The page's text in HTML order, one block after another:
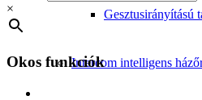
Gesztusirányítású
Intercom intelligens
×
Okos funkciók